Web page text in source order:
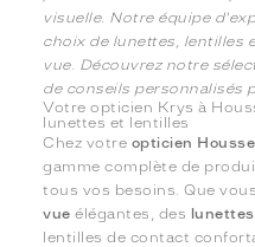
visuelle. Notre équipe
choix de lunettes, lentilles
vue. Découvrez notre
de conseils personnalisés
Votre opticien Krys à
lunettes et lentilles
Chez votre opticien
gamme complète de
tous vos besoins. Que
vue élégantes, des
lentilles de contact